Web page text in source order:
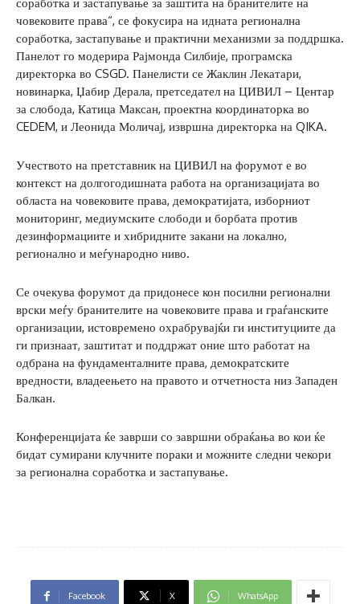
човековите права“, се фокусира на идната регионална
соработка, застапување и практични механизми за поддршка.
Панелот го модерира Рајмонда Силбије, програмска
директорка во CSGD. Панелисти се Жаклин Лекатари,
новинарка, Џабир Дерала, претседател на ЦИВИЛ – Центар
за слобода, Катица Максан, проектна координаторка во
CEDEM, и Леонида Моличај, извршна директорка на QIKA.
Учеството на претставник на ЦИВИЛ на форумот е во
контекст на долгогодишната работа на организацијата во
областа на човековите права, демократијата, изборниот
мониторинг, медиумските слободи и борбата против
дезинформациите и хибридните закани на локално,
регионално и меѓународно ниво.
Се очекува форумот да придонесе кон посилни регионални
врски меѓу бранителите на човековите права и граѓанските
организации, истовремено охрабрувајќи ги институциите да
ги признаат, заштитат и поддржат оние што работат на
одбрана на фундаменталните права, демократските
вредности, владеењето на правото и отчетноста низ Западен
Балкан.
Конференцијата ќе заврши со завршни обраќања во кои ќе
бидат сумирани клучните пораки и можните следни чекори
за регионална соработка и застапување.
Facebook X WhatsApp